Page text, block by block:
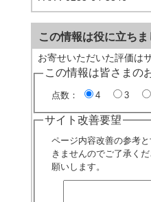
この情報は役に立ちま
お寄せいただいた評価は
この情報は皆さまの
点数： 4 3
サイト改善要望
ページ内容改善の参考
きませんのでご了承く
願いします。